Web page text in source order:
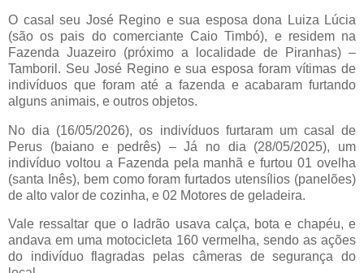
O casal seu José Regino e sua esposa dona Luiza Lúcia
(são os pais do comerciante Caio Timbó), e residem na
Fazenda Juazeiro (próximo a localidade de Piranhas) –
Tamboril. Seu José Regino e sua esposa foram vítimas de
indivíduos que foram até a fazenda e acabaram furtando
alguns animais, e outros objetos.
No dia (16/05/2026), os indivíduos furtaram um casal de
Perus (baiano e pedrês) – Já no dia (28/05/2025), um
indivíduo voltou a Fazenda pela manhã e furtou 01 ovelha
(santa Inês), bem como foram furtados utensílios (panelões)
de alto valor de cozinha, e 02 Motores de geladeira.
Vale ressaltar que o ladrão usava calça, bota e chapéu, e
andava em uma motocicleta 160 vermelha, sendo as ações
do indivíduo flagradas pelas câmeras de segurança do